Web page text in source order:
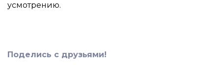
усмотрению.
Поделись с друзьями!